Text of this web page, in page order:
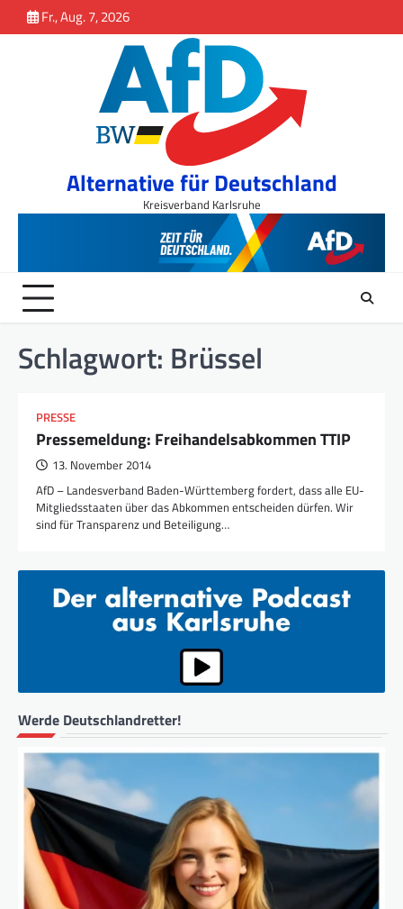
springen
to
Fr., Aug. 7, 2026
Alternative für Deutschland
Kreisverband Karlsruhe
Schlagwort: Brüssel
PRESSE
Pressemeldung: Freihandelsabkommen TTIP
13. November 2014
AfD – Landesverband Baden-Württemberg fordert, dass alle EU-
Mitgliedsstaaten über das Abkommen entscheiden dürfen. Wir
sind für Transparenz und Beteiligung…
Werde Deutschlandretter!